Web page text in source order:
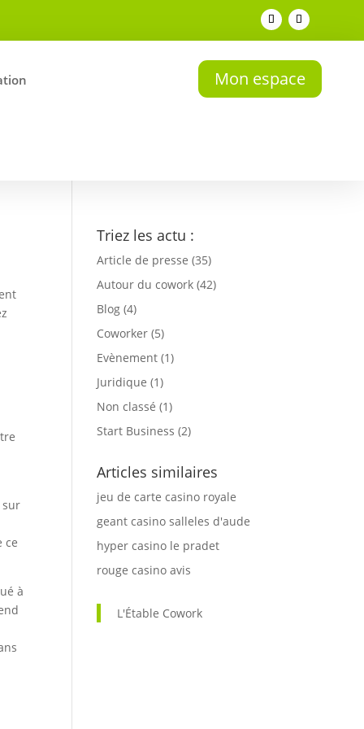
Mon espace
sur
ce
à
Triez les actu :
Article de presse (35)
Autour du cowork (42)
Blog (4)
Coworker (5)
Evènement (1)
Juridique (1)
Non classé (1)
Start Business (2)
Articles similaires
jeu de carte casino royale
geant casino salleles d'aude
hyper casino le pradet
rouge casino avis
L'Étable Cowork